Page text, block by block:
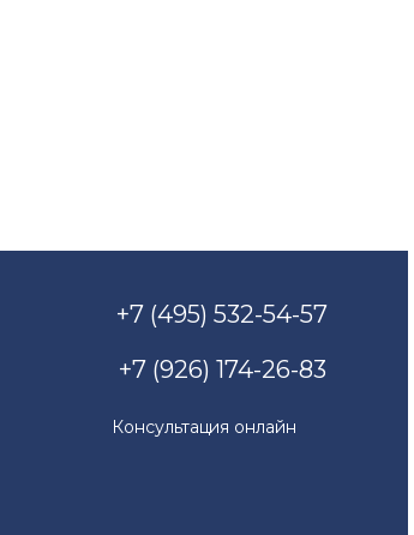
+7 (495) 532-54-57
+7 (926) 174-26-83
Консультация онлайн